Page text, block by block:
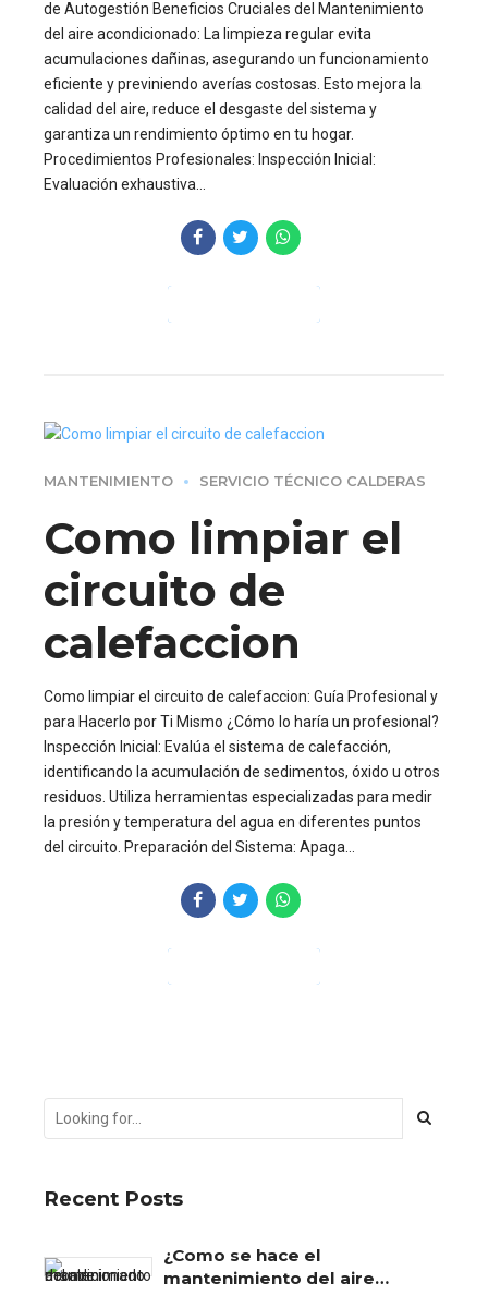
de Autogestión Beneficios Cruciales del Mantenimiento
del aire acondicionado: La limpieza regular evita
acumulaciones dañinas, asegurando un funcionamiento
eficiente y previniendo averías costosas. Esto mejora la
calidad del aire, reduce el desgaste del sistema y
garantiza un rendimiento óptimo en tu hogar.
Procedimientos Profesionales: Inspección Inicial:
Evaluación exhaustiva...
MANTENIMIENTO SERVICIO TÉCNICO CALDERAS
Como limpiar el
circuito de
calefaccion
Como limpiar el circuito de calefaccion: Guía Profesional y
para Hacerlo por Ti Mismo ¿Cómo lo haría un profesional?
Inspección Inicial: Evalúa el sistema de calefacción,
identificando la acumulación de sedimentos, óxido u otros
residuos. Utiliza herramientas especializadas para medir
la presión y temperatura del agua en diferentes puntos
del circuito. Preparación del Sistema: Apaga...
Recent Posts
¿Como se hace el
mantenimiento del aire